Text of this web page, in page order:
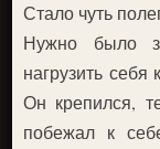
Стало чуть
Нужно было
нагрузить
Он крепился,
побежал к